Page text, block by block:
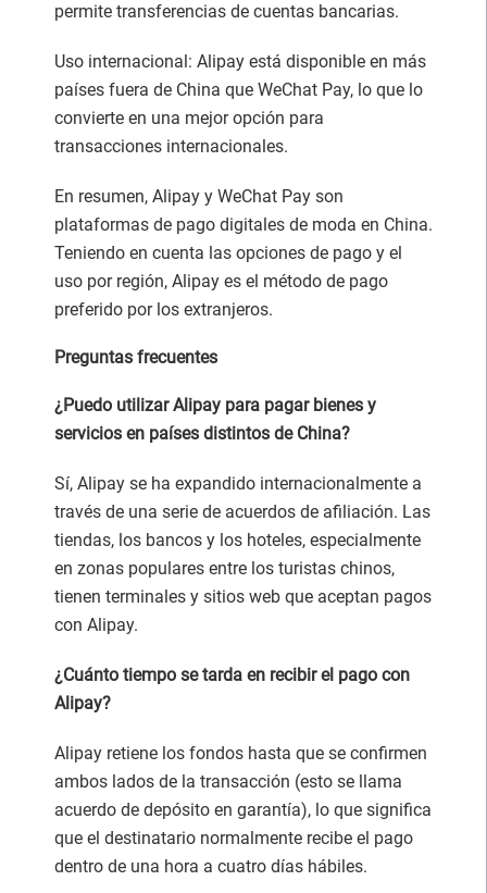
permite transferencias de cuentas bancarias.
Uso internacional: Alipay está disponible en más
países fuera de China que WeChat Pay, lo que lo
convierte en una mejor opción para
transacciones internacionales.
En resumen, Alipay y WeChat Pay son
plataformas de pago digitales de moda en China.
Teniendo en cuenta las opciones de pago y el
uso por región, Alipay es el método de pago
preferido por los extranjeros.
Preguntas frecuentes
¿Puedo utilizar Alipay para pagar bienes y
servicios en países distintos de China?
Sí, Alipay se ha expandido internacionalmente a
través de una serie de acuerdos de afiliación. Las
tiendas, los bancos y los hoteles, especialmente
en zonas populares entre los turistas chinos,
tienen terminales y sitios web que aceptan pagos
con Alipay.
¿Cuánto tiempo se tarda en recibir el pago con
Alipay?
Alipay retiene los fondos hasta que se confirmen
ambos lados de la transacción (esto se llama
acuerdo de depósito en garantía), lo que significa
que el destinatario normalmente recibe el pago
dentro de una hora a cuatro días hábiles.